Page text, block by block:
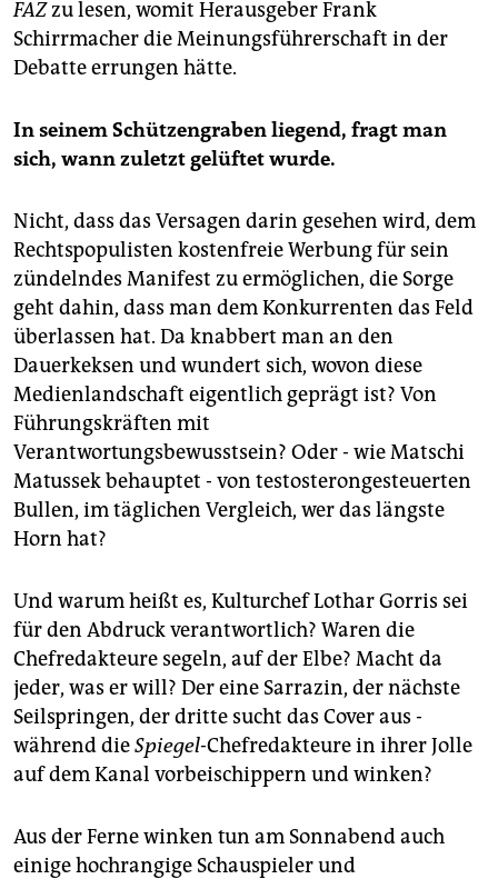
FAZzu lesen, womit Herausgeber Frank
Schirrmacher die Meinungsführerschaft in der
Debatte errungen hätte.
In seinem Schützengraben liegend, fragt man
sich, wann zuletzt gelüftet wurde.
Nicht, dass das Versagen darin gesehen wird, dem
Rechtspopulisten kostenfreie Werbung für sein
zündelndes Manifest zu ermöglichen, die Sorge
geht dahin, dass man dem Konkurrenten das Feld
überlassen hat. Da knabbert man an den
Dauerkeksen und wundert sich, wovon diese
Medienlandschaft eigentlich geprägt ist? Von
Führungskräften mit
Verantwortungsbewusstsein? Oder - wie Matschi
Matussek behauptet - von testosterongesteuerten
Bullen, im täglichen Vergleich, wer das längste
Horn hat?
Und warum heißt es, Kulturchef Lothar Gorris sei
für den Abdruck verantwortlich? Waren die
Chefredakteure segeln, auf der Elbe? Macht da
jeder, was er will? Der eine Sarrazin, der nächste
Seilspringen, der dritte sucht das Cover aus -
während dieSpiegel-Chefredakteure in ihrer Jolle
auf dem Kanal vorbeischippern und winken?
Aus der Ferne winken tun am Sonnabend auch
einige hochrangige Schauspieler und